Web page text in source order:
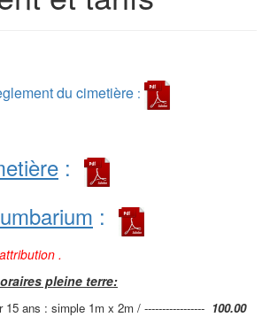
du cimetière :
:
:
.
pleine terre:
15 ans : simple 1m x 2m / ----------------- 100.00